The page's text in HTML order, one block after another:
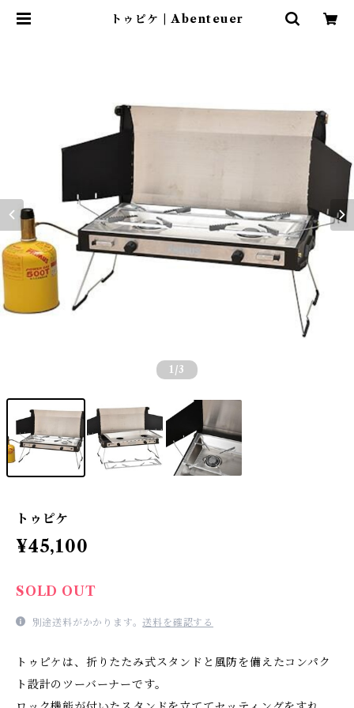
トゥピケ | Abenteuer
1 /3
トゥピケ
¥45,100
SOLD OUT
別途送料がかかります。送料を確認する
トゥピケは、折りたたみ式スタンドと風防を備えたコンパク
ト設計のツーバーナーです。